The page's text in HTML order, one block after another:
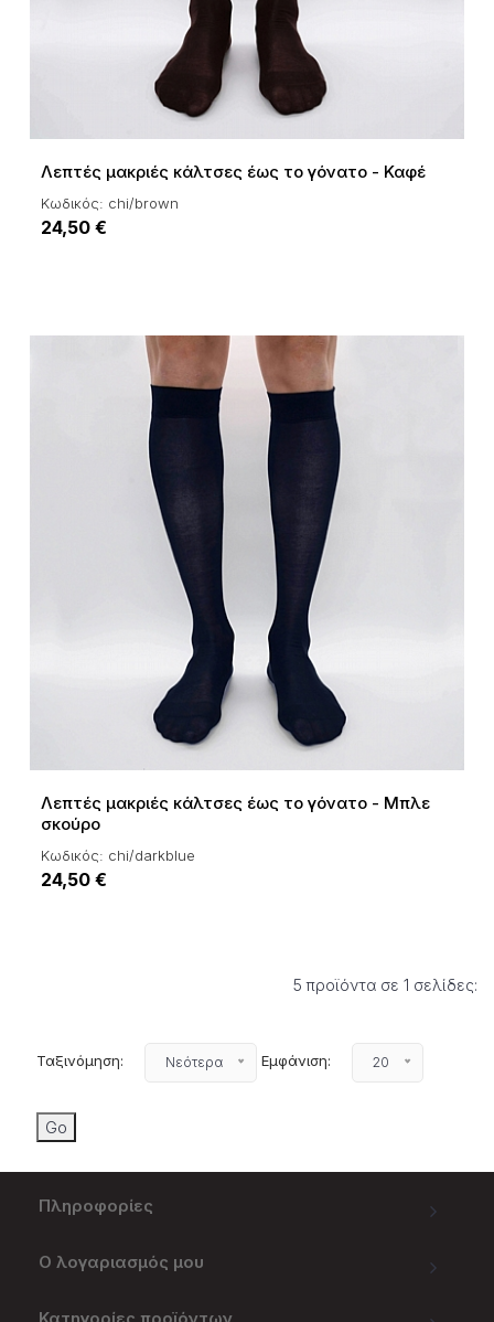
Λεπτές μακριές κάλτσες έως το γόνατο - Καφέ
Κωδικός: chi/brown
24,50 €
Λεπτές μακριές κάλτσες έως το γόνατο - Μπλε
σκούρο
Κωδικός: chi/darkblue
24,50 €
5 προϊόντα σε 1 σελίδες:
Ταξινόμηση: Νεότερα Εμφάνιση: 20
Πληροφορίες
Ο λογαριασμός μου